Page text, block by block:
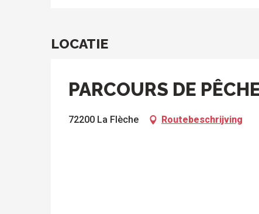
LOCATIE
PARCOURS DE
72200 La Flèche Routebeschrijving